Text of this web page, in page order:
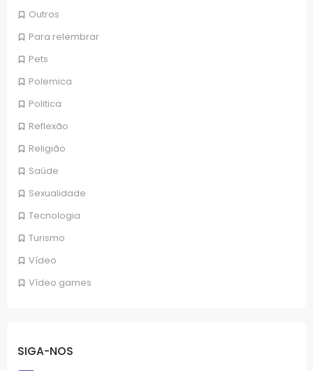
Outros
Para relembrar
Pets
Polemica
Politica
Reflexão
Religião
Saúde
Sexualidade
Tecnologia
Turismo
Vídeo
Vídeo games
SIGA-NOS